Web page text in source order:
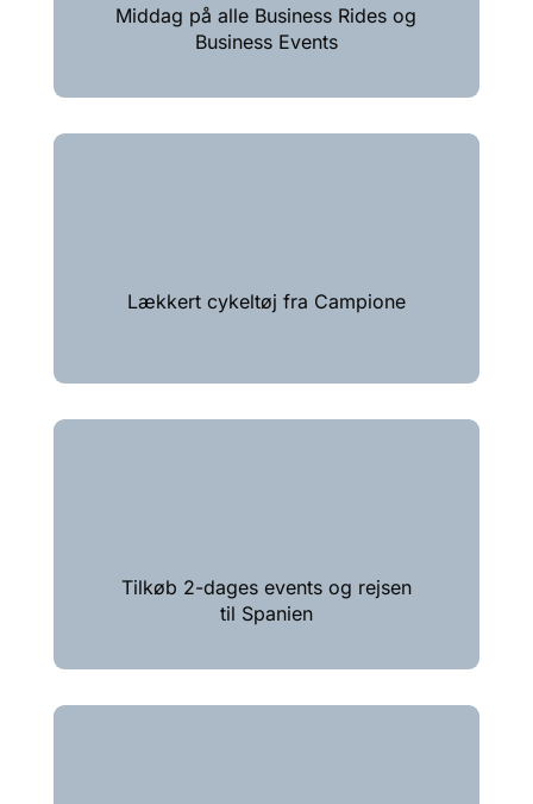
Middag på alle Business Rides og
Business Events
Lækkert cykeltøj fra Campione
Tilkøb 2-dages events og rejsen
til Spanien